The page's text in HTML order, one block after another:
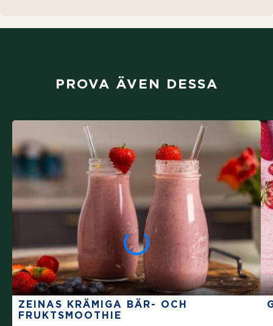
PROVA ÄVEN DESSA
ZEINAS KRÄMIGA BÄR- OCH
FRUKTSMOOTHIE